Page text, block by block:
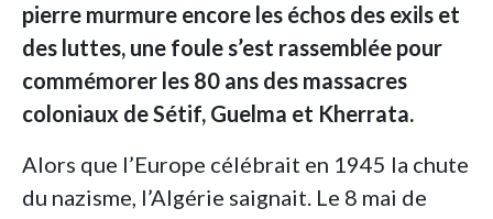
pierre murmure encore les échos des exils et
des luttes, une foule s’est rassemblée pour
commémorer les 80 ans des massacres
coloniaux de Sétif, Guelma et Kherrata.
Alors que l’Europe célébrait en 1945 la chute
du nazisme, l’Algérie saignait. Le 8 mai de